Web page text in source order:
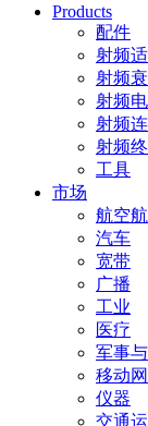
Products
配件
射频
射频
射频
射频
射频
工具
市场
航空
汽车
宽带
广播
工业
医疗
军事
移动
仪器
交通